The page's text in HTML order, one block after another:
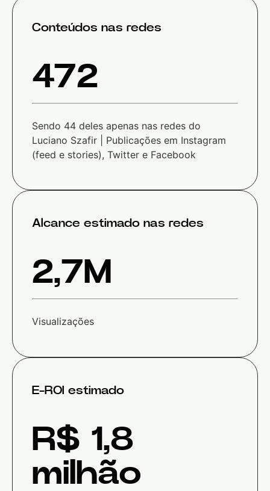
Conteúdos nas redes
472
Sendo 44 deles apenas nas redes do
Luciano Szafir | Publicações em Instagram
(feed e stories), Twitter e Facebook
Alcance estimado nas redes
2,7M
Visualizações
E-ROI estimado
R$ 1,8
milhão